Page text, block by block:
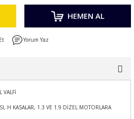
HEMEN AL
Yorum Yaz
VALFİ
H KASALAR, 1.3 VE 1.9 DİZEL MOTORLARA